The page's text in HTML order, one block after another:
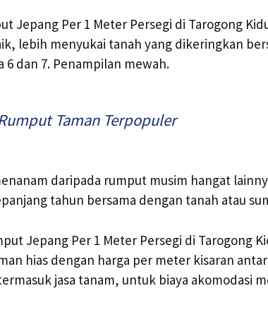
Jepang Per 1 Meter Persegi di Tarogong
lebih menyukai tanah yang dikeringkan
6 dan 7. Penampilan mewah.
Taman Terpopuler
daripada rumput musim hangat
tahun bersama dengan tanah atau
Jepang Per 1 Meter Persegi di Tarogong
hias dengan harga per meter kisaran
jasa tanam, untuk biaya akomodasi